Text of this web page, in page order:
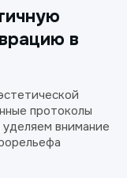
в
протоколы
внимание